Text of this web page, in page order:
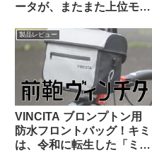
ータが、またまた上位モデ
製品レビュー
VINCITA ブロンプトン用
防水フロントバッグ！キミ
は、令和に転生した「ミニ